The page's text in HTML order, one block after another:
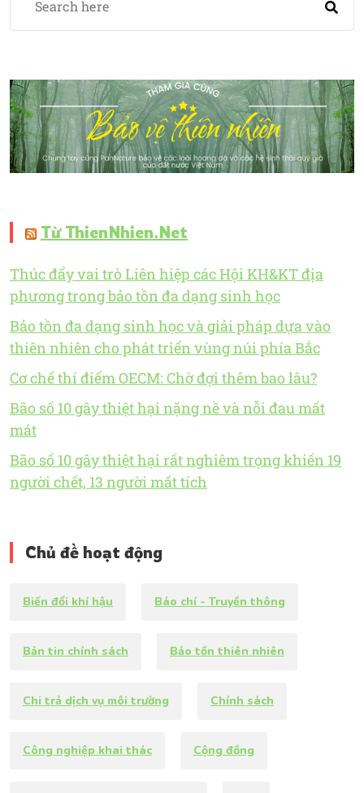
Từ ThienNhien.Net
Thúc đẩy vai trò Liên hiệp các Hội KH&KT địa
phương trong bảo tồn đa dạng sinh học
Bảo tồn đa dạng sinh học và giải pháp dựa vào
thiên nhiên cho phát triển vùng núi phía Bắc
Cơ chế thí điểm OECM: Chờ đợi thêm bao lâu?
Bão số 10 gây thiệt hại nặng nề và nỗi đau mất
mát
Bão số 10 gây thiệt hại rất nghiêm trọng khiến 19
người chết, 13 người mất tích
Chủ đề hoạt động
Biến đổi khí hậu Báo chí - Truyền thông
Bản tin chính sách Bảo tồn thiên nhiên
Chi trả dịch vụ môi trường Chính sách
Công nghiệp khai thác Cộng đồng